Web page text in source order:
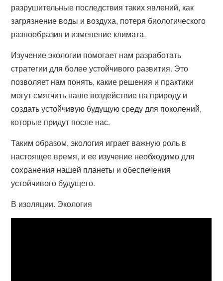
разрушительные последствия таких явлений, как
загрязнение воды и воздуха, потеря биологического
разнообразия и изменение климата.
Изучение экологии помогает нам разработать
стратегии для более устойчивого развития. Это
позволяет нам понять, какие решения и практики
могут смягчить наше воздействие на природу и
создать устойчивую будущую среду для поколений,
которые придут после нас.
Таким образом, экология играет важную роль в
настоящее время, и ее изучение необходимо для
сохранения нашей планеты и обеспечения
устойчивого будущего.
В изоляции. Экология